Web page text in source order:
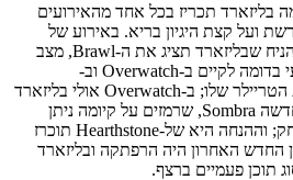
בליזארד תכריז בכל אחד מהאירועים
ועל קצת היגיון בריא. באירוע של
Heroes of the Storm סביר להניח שבליזארד תציג את ה-Brawl, מצב
משחק משתנה על בסיס שבועי בדומה לקיים ב-Overwatch וב-
Hearthstone שכבר ראינו את הטריילר שלו; ב-Overwatch אולי בליזארד
תציג לראשונה את הדמות החדשה Sombra, שרמזים על קיומה ניתן
למצוא במפות מסויימות במשחק; וההנחה היא של-Hearthstone תוכרז
האחרון היה הרפתקה ובליזארד
תוכן פעמיים ברצף.